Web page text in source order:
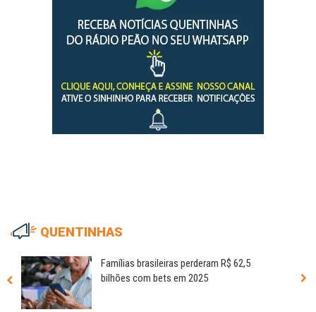
QUENTINHAS
Famílias brasileiras perderam R$ 62,5
bilhões com bets em 2025